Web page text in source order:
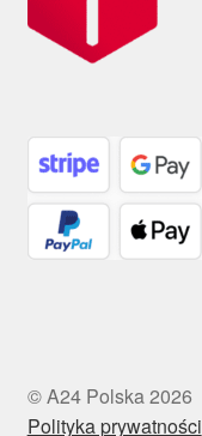
© A24 Polska 2026
Polityka prywatności